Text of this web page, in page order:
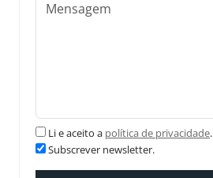
Li e aceito a política de privacidade.
Subscrever newsletter.